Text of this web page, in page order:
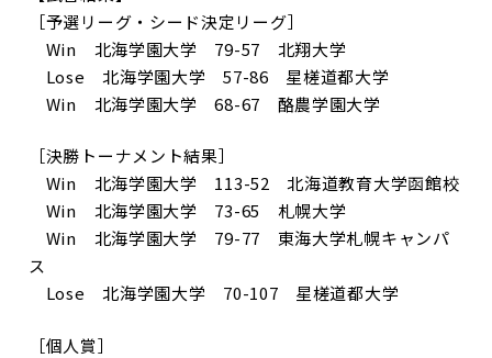
［予選リーグ・シード決定リーグ］
Win 北海学園大学 79-57 北翔大学
Lose 北海学園大学 57-86 星槎道都大学
Win 北海学園大学 68-67 酪農学園大学
［決勝トーナメント結果］
Win 北海学園大学 113-52 北海道教育大学函館校
Win 北海学園大学 73-65 札幌大学
Win 北海学園大学 79-77 東海大学札幌キャンパ
ス
Lose 北海学園大学 70-107 星槎道都大学
［個人賞］